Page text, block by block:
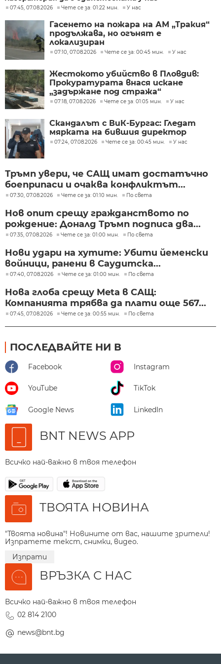
07:45, 07.08.2026 Чете се за: 01:22 мин. У нас
Гасенето на пожара на АМ „Тракия“
продължава, но огънят е
локализиран
07:10, 07.08.2026 Чете се за: 00:45 мин. У нас
Жестокото убийство в Пловдив:
Прокуратурата внася искане
„задържане под стража“
07:18, 07.08.2026 Чете се за: 01:05 мин. У нас
Скандалът с ВиК-Бургас: Гледат
мярката на бившия директор
07:24, 07.08.2026 Чете се за: 00:45 мин. У нас
Тръмп увери, че САЩ имат достатъчно
боеприпаси и очаква конфликтът...
07:30, 07.08.2026 Чете се за: 01:10 мин. По света
Нов опит срещу гражданството по
рождение: Доналд Тръмп подписа два...
07:35, 07.08.2026 Чете се за: 01:00 мин. По света
Нови удари на хутите: Убити йеменски
войници, ранени в Саудитска...
07:40, 07.08.2026 Чете се за: 01:00 мин. По света
Нова глоба срещу Meta в САЩ:
Компанията трябва да плати още 567...
07:45, 07.08.2026 Чете се за: 00:55 мин. По света
ПОСЛЕДВАЙТЕ НИ В
Facebook Instagram
YouTube TikTok
Google News LinkedIn
BNT NEWS APP
Всичко най-важно в твоя телефон
ТВОЯТА НОВИНА
"Твоята новина"! Новините от вас, нашите зрители!
Изпратете текст, снимки, видео.
Изпрати
ВРЪЗКА С НАС
Всичко най-важно в твоя телефон
02 814 2100
news@bnt.bg